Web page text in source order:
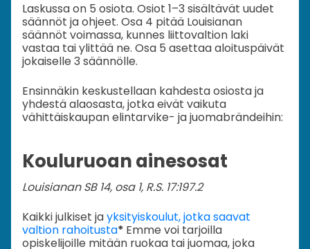
Laskussa on 5 osiota. Osiot 1–3 sisältävät uudet
säännöt ja ohjeet. Osa 4 pitää Louisianan
säännöt voimassa, kunnes liittovaltion laki
vastaa tai ylittää ne. Osa 5 asettaa aloituspäivät
jokaiselle 3 säännölle.
Ensinnäkin keskustellaan kahdesta osiosta ja
yhdestä alaosasta, jotka eivät vaikuta
vähittäiskaupan elintarvike- ja juomabrändeihin:
Kouluruoan ainesosat
Louisianan SB 14, osa 1, R.S. 17:197.2
Kaikki julkiset jayksityiskoulut, jotka saavat
valtion rahoitusta* Emme voi tarjoilla
opiskelijoille mitään ruokaa tai juomaa, joka